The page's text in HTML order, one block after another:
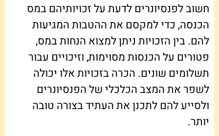
חשוב לפנסיונרים לדעת על זכויותיהם במס
הכנסה, כדי למקסם את ההטבות המגיעות
להם. בין הזכויות ניתן למצוא הנחות במס,
פטורים על הכנסות מסוימות, וזיכויים עבור
תשלומים שונים. הכרה בזכויות אלו יכולה
לשפר את המצב הכלכלי של הפנסיונרים
ולסייע להם לתכנן את העתיד בצורה טובה
יותר.